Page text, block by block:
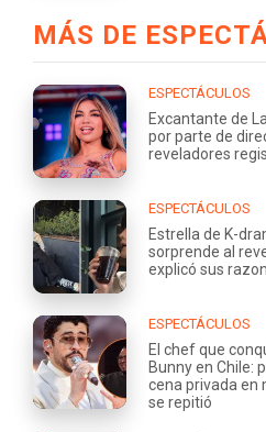
MÁS DE
ESPECTÁCULOS
Excantante de
por parte de
reveladores
ESPECTÁCULOS
Estrella de K-
sorprende al
explicó sus
ESPECTÁCULOS
El chef que
Bunny en Chile:
cena privada en
se repitió